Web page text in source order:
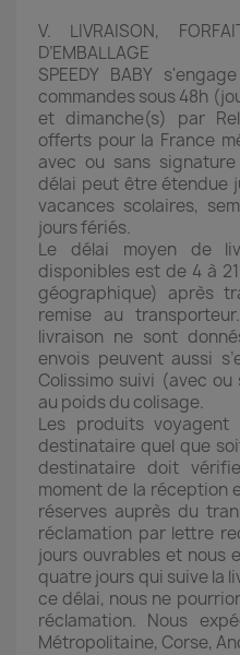
V. LIVRAISON,
D’EMBALLAGE
SPEEDY BABY
commandes sous 48h
et dimanche(s) par
offerts pour la France
avec ou sans
délai peut être étendue
vacances scolaires,
jours fériés.
Le délai moyen de
disponibles est de 4 à
géographique) après
remise au
livraison ne sont
envois peuvent aussi
Colissimo suivi (avec
au poids du colisage.
Les produits
destinataire quel que
destinataire doit
moment de la réception
réserves auprès du
réclamation par lettre
jours ouvrables et nous
quatre jours qui suive la
ce délai, nous ne
réclamation. Nous
Métropolitaine, Corse,